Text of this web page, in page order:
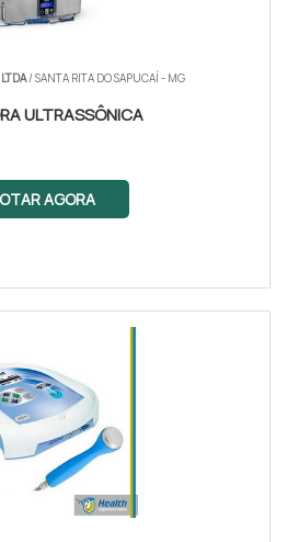
/ SANTA RITA DO SAPUCAÍ - MG
ULTRASSÔNICA
AGORA